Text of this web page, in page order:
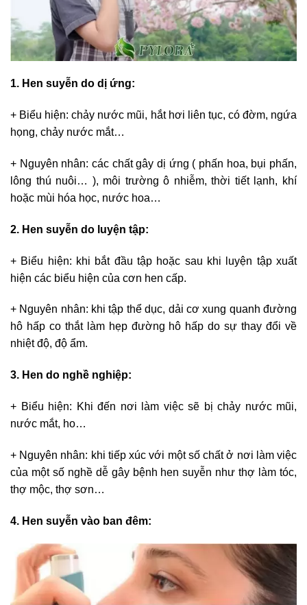
1. Hen suyễn do dị ứng:
+ Biểu hiện: chảy nước mũi, hắt hơi liên tục, có đờm, ngứa
họng, chảy nước mắt…
+ Nguyên nhân: các chất gây dị ứng ( phấn hoa, bụi phấn,
lông thú nuôi… ), môi trường ô nhiễm, thời tiết lạnh, khí
hoặc mùi hóa học, nước hoa…
2. Hen suyễn do luyện tập:
+ Biểu hiện: khi bắt đầu tập hoặc sau khi luyện tập xuất
hiện các biểu hiện của cơn hen cấp.
+ Nguyên nhân: khi tập thể dục, dải cơ xung quanh đường
hô hấp co thắt làm hẹp đường hô hấp do sự thay đổi về
nhiệt độ, độ ẩm.
3. Hen do nghề nghiệp:
+ Biểu hiện: Khi đến nơi làm việc sẽ bị chảy nước mũi,
nước mắt, ho…
+ Nguyên nhân: khi tiếp xúc với một số chất ở nơi làm việc
của một số nghề dễ gây bệnh hen suyễn như thợ làm tóc,
thợ mộc, thợ sơn…
4. Hen suyễn vào ban đêm: